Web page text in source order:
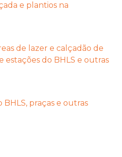
e plantios na
de lazer e calçadão de
estações do BHLS e outras
BHLS, praças e outras